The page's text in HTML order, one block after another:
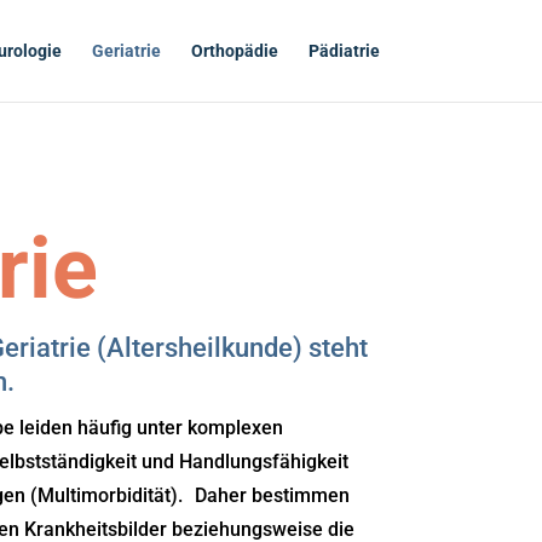
Geriatrie Orthopädie Pädiatrie
(Altersheilkunde) steht
leiden häufig unter komplexen
und Handlungsfähigkeit
(Multimorbidität). Daher bestimmen
Krankheitsbilder beziehungsweise die